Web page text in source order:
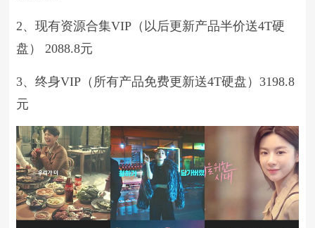
2、现有资源合集VIP（以后更新产品半价送4T硬
盘） 2088.8元
3、终身VIP（所有产品免费更新送4T硬盘）3198.8
元